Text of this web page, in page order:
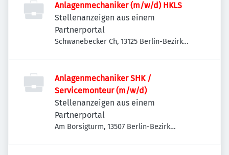
Anlagenmechaniker (m/w/d) HKLS
Stellenanzeigen aus einem
Partnerportal
Schwanebecker Ch, 13125 Berlin-Bezirk
Anlagenmechaniker SHK /
Servicemonteur (m/w/d)
Stellenanzeigen aus einem
Partnerportal
Am Borsigturm, 13507 Berlin-Bezirk